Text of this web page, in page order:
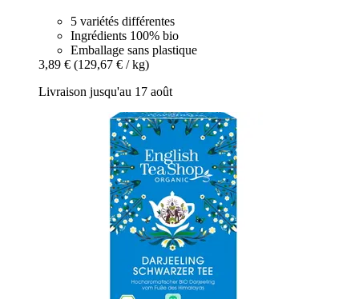
5 variétés différentes
Ingrédients 100% bio
Emballage sans plastique
3,89 € (129,67 € / kg)
Livraison jusqu'au 17 août